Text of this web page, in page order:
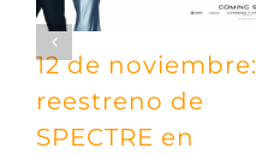
12 de noviembre:
reestreno de
SPECTRE en